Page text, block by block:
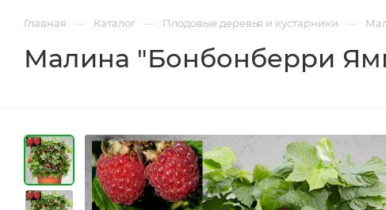
Главная — Каталог — Плодовые деревья и кустарники —
Малина "Бонбонберри